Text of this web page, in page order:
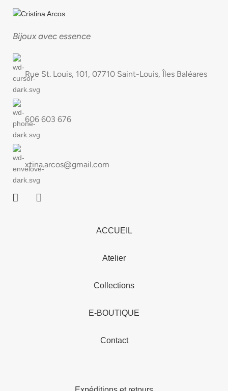
Bijoux avec essence
Rue St. Louis, 101, 07710 Saint-Louis, Îles Baléares
606 603 676
xtina.arcos@gmail.com
ACCUEIL
Atelier
Collections
E-BOUTIQUE
Contact